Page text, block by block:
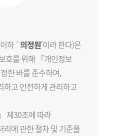
하 `의정원‘이라 한다)은
호를 위해 「개인정보
한 바를 준수하여,
하고 안전하게 관리하고
제30조에 따라
에 관한 절차 및 기준을